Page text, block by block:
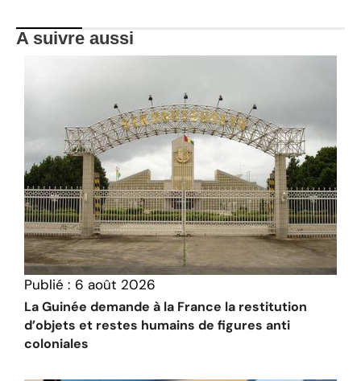
A suivre aussi
Publié : 6 août 2026
La Guinée demande à la France la restitution
d’objets et restes humains de figures anti
coloniales